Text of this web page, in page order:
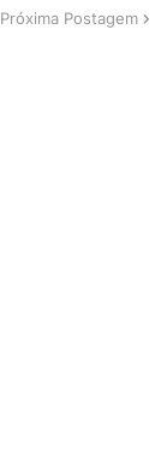
Próxima Postagem